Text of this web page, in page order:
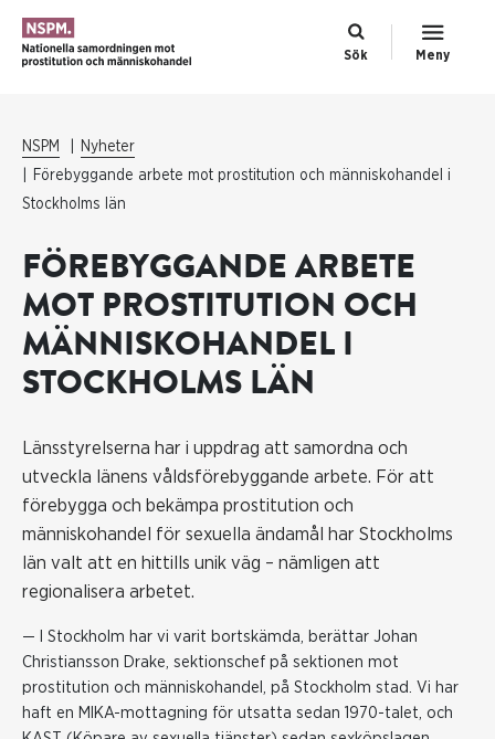
Sök Meny
NSPM
Nyheter
Förebyggande arbete mot prostitution och människohandel i
Stockholms län
FÖREBYGGANDE ARBETE
MOT PROSTITUTION OCH
MÄNNISKOHANDEL I
STOCKHOLMS LÄN
Länsstyrelserna har i uppdrag att samordna och
utveckla länens våldsförebyggande arbete. För att
förebygga och bekämpa prostitution och
människohandel för sexuella ändamål har Stockholms
län valt att en hittills unik väg – nämligen att
regionalisera arbetet.
— I Stockholm har vi varit bortskämda, berättar Johan
Christiansson Drake, sektionschef på sektionen mot
prostitution och människohandel, på Stockholm stad. Vi har
haft en MIKA-mottagning för utsatta sedan 1970-talet, och